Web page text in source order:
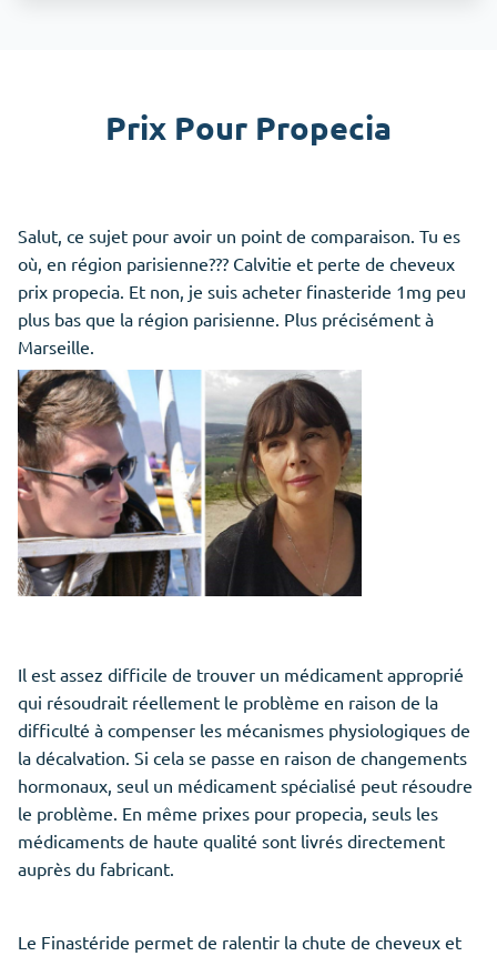
Prix Pour Propecia
Salut, ce sujet pour avoir un point de comparaison. Tu es
où, en région parisienne??? Calvitie et perte de cheveux
prix propecia. Et non, je suis acheter finasteride 1mg peu
plus bas que la région parisienne. Plus précisément à
Marseille.
Il est assez difficile de trouver un médicament approprié
qui résoudrait réellement le problème en raison de la
difficulté à compenser les mécanismes physiologiques de
la décalvation. Si cela se passe en raison de changements
hormonaux, seul un médicament spécialisé peut résoudre
le problème. En même prixes pour propecia, seuls les
médicaments de haute qualité sont livrés directement
auprès du fabricant.
Le Finastéride permet de ralentir la chute de cheveux et